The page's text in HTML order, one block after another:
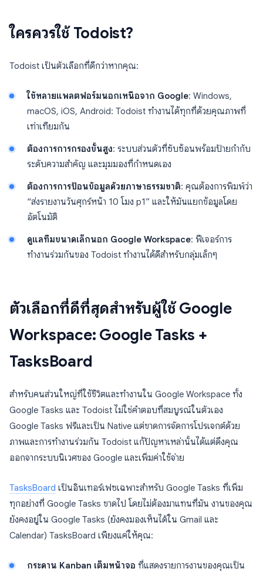
ใครควรใช้ Todoist?
Todoist เป็นตัวเลือกที่ดีกว่าหากคุณ:
ใช้หลายแพลตฟอร์มนอกเหนือจาก Google: Windows,
macOS, iOS, Android: Todoist ทำงานได้ทุกที่ด้วยคุณภาพที่
เท่าเทียมกัน
ต้องการการกรองขั้นสูง: ระบบส่วนตัวที่ซับซ้อนพร้อมป้ายกำกับ
ระดับความสำคัญ และมุมมองที่กำหนดเอง
ต้องการการป้อนข้อมูลด้วยภาษาธรรมชาติ: คุณต้องการพิมพ์ว่า
“ส่งรายงานวันศุกร์หน้า 10 โมง p1” และให้มันแยกข้อมูลโดย
อัตโนมัติ
ดูแลทีมขนาดเล็กนอก Google Workspace: ฟีเจอร์การ
ทำงานร่วมกันของ Todoist ทำงานได้ดีสำหรับกลุ่มเล็กๆ
ตัวเลือกที่ดีที่สุดสำหรับผู้ใช้ Google
Workspace: Google Tasks +
TasksBoard
สำหรับคนส่วนใหญ่ที่ใช้ชีวิตและทำงานใน Google Workspace ทั้ง
Google Tasks และ Todoist ไม่ใช่คำตอบที่สมบูรณ์ในตัวเอง
Google Tasks ฟรีและเป็น Native แต่ขาดการจัดการโปรเจกต์ด้วย
ภาพและการทำงานร่วมกัน Todoist แก้ปัญหาเหล่านั้นได้แต่ดึงคุณ
ออกจากระบบนิเวศของ Google และเพิ่มค่าใช้จ่าย
TasksBoard เป็นอินเทอร์เฟซเฉพาะสำหรับ Google Tasks ที่เพิ่ม
ทุกอย่างที่ Google Tasks ขาดไป โดยไม่ต้องมาแทนที่มัน งานของคุณ
ยังคงอยู่ใน Google Tasks (ยังคงมองเห็นได้ใน Gmail และ
Calendar) TasksBoard เพียงแค่ให้คุณ:
กระดาน Kanban เต็มหน้าจอ ที่แสดงรายการงานของคุณเป็น